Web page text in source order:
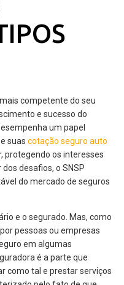
competente do seu
e sucesso do
um papel
suascotação seguro auto
protegendo os interesses
desafios, o SNSP
do mercado de seguros
e o segurado. Mas, como
pessoas ou empresas
em algumas
é a parte que
como tal e prestar serviços